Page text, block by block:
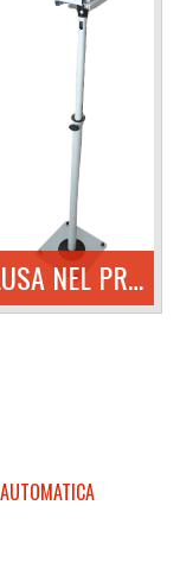
PIANTANA IN METALLO INCLUSA NEL PREZZO